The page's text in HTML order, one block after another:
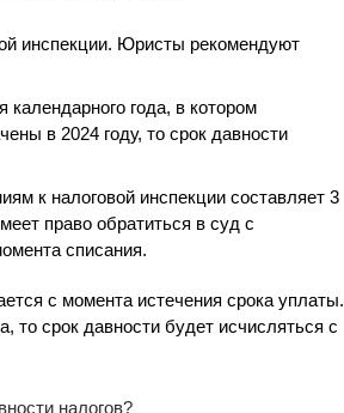
инспекции. Юристы рекомендуют
года, в котором
в 2024 году, то срок давности
к налоговой инспекции составляет 3
право обратиться в суд с
списания.
с момента истечения срока уплаты.
срок давности будет исчисляться с
налогов?